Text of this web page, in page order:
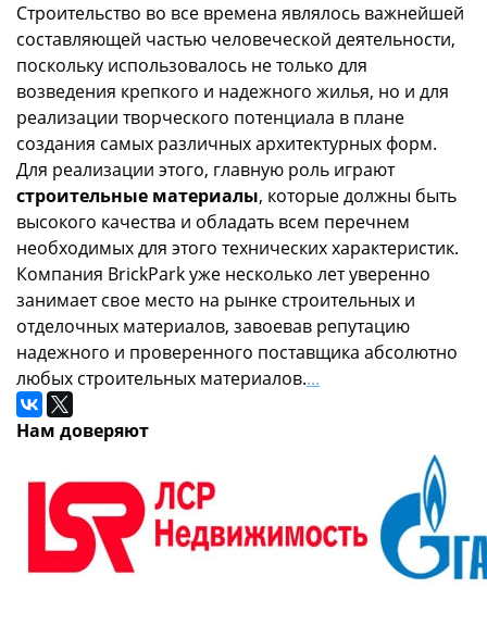
Строительство во все времена являлось важнейшей
составляющей частью человеческой деятельности,
поскольку использовалось не только для
возведения крепкого и надежного жилья, но и для
реализации творческого потенциала в плане
создания самых различных архитектурных форм.
Для реализации этого, главную роль играют
строительные материалы, которые должны быть
высокого качества и обладать всем перечнем
необходимых для этого технических характеристик.
Компания BrickPark уже несколько лет уверенно
занимает свое место на рынке строительных и
отделочных материалов, завоевав репутацию
надежного и проверенного поставщика абсолютно
любых строительных материалов....
Нам доверяют